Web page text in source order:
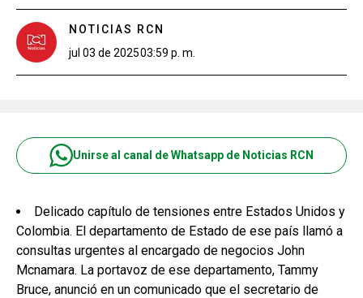
NOTICIAS RCN
jul 03 de 202503:59 p. m.
Unirse al canal de Whatsapp de Noticias RCN
Delicado capítulo de tensiones entre Estados Unidos y
Colombia. El departamento de Estado de ese país llamó a
consultas urgentes al encargado de negocios John
Mcnamara. La portavoz de ese departamento, Tammy
Bruce, anunció en un comunicado que el secretario de